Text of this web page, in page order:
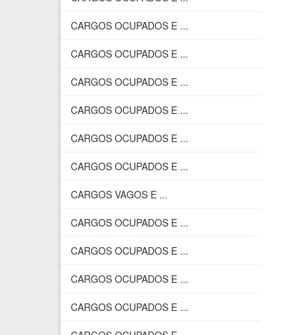
CARGOS OCUPADOS E ...
CARGOS OCUPADOS E ...
CARGOS OCUPADOS E ...
CARGOS OCUPADOS E ...
CARGOS OCUPADOS E ...
CARGOS OCUPADOS E ...
CARGOS VAGOS E ...
CARGOS OCUPADOS E ...
CARGOS OCUPADOS E ...
CARGOS OCUPADOS E ...
CARGOS OCUPADOS E ...